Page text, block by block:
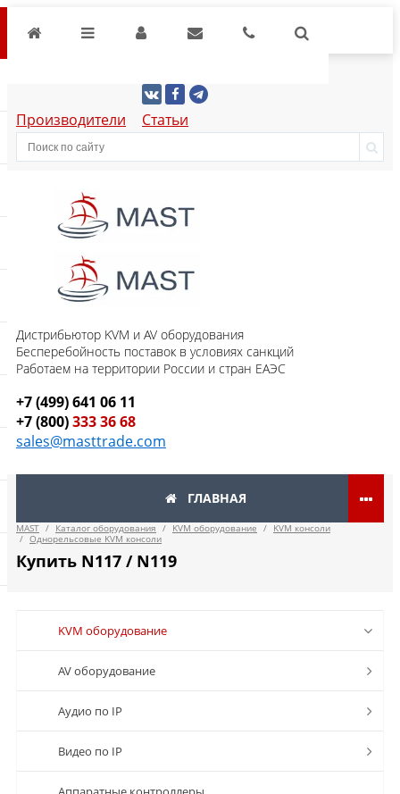
Производители Статьи
Дистрибьютор KVM и AV оборудования
Бесперебойность поставок в условиях санкций
Работаем на территории России и стран ЕАЭС
+7 (499) 641 06 11
+7 (800)333 36 68
sales@masttrade.com
ГЛАВНАЯ
MAST / Каталог оборудования / KVM оборудование /
KVM консоли
/ Однорельсовые KVM консоли
Купить N117 / N119
KVM оборудование
AV оборудование
Аудио по IP
Видео по IP